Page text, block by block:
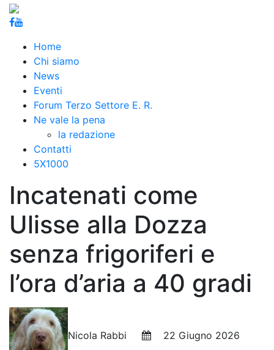
Home
Chi siamo
News
Eventi
Forum Terzo Settore E. R.
Ne vale la pena
la redazione
Contatti
5X1000
Incatenati come
Ulisse alla Dozza
senza frigoriferi e
l’ora d’aria a 40 gradi
Nicola Rabbi 22 Giugno 2026